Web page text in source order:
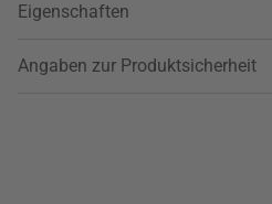
Eigenschaften
Angaben zur Produktsicherheit